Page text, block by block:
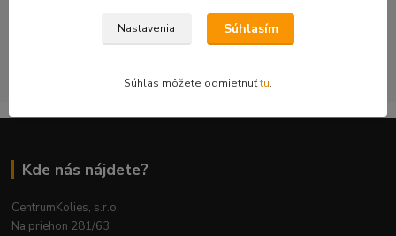
bezpečnosť a použiteľnosť na konkrétnom aute.
Kde nás nájdete?
CentrumKolies, s.r.o.
Na priehon 281/63
Nastavenia Súhlasím
Súhlas môžete odmietnuťtu.